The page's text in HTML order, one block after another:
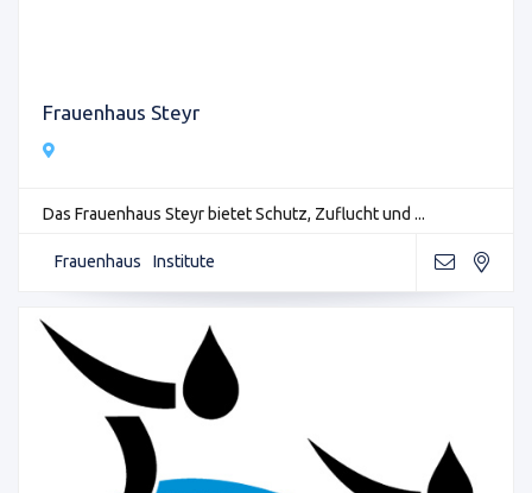
Frauenhaus Steyr
Das Frauenhaus Steyr bietet Schutz, Zuflucht und ...
Frauenhaus Institute